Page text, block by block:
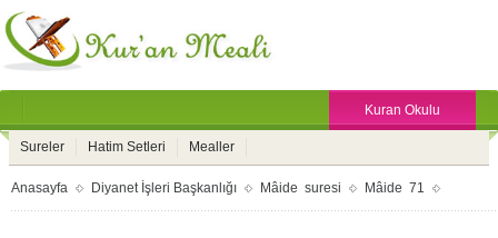
Kuran Okulu
Sureler Hatim Setleri Mealler
Anasayfa Diyanet İşleri Başkanlığı Mâide suresi Mâide 71